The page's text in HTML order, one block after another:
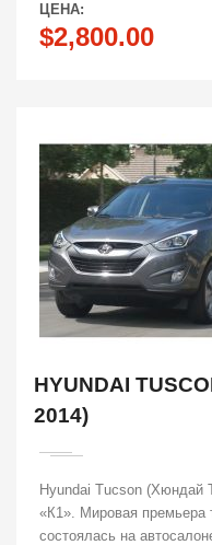
ЦЕНА:
$2,800.00
HYUNDAI
2014)
Hyundai Tucson (Хюндай
«К1». Мировая премьера
состоялась на